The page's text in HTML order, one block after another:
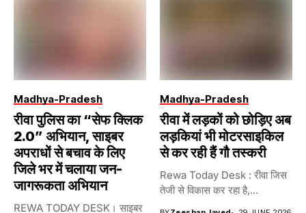
Madhya-Pradesh
रीवा पुलिस का “सेफ क्लिक
2.0” अभियान, साइबर
अपराधों से बचाव के लिए
जिले भर में चलाया जन-
जागरूकता अभियान
REWA TODAY DESK। साइबर
Madhya-Pradesh
रीवा में लड़कों को छोड़िए अब
लड़कियां भी मोटरसाइकिल
से कर रही हैं गौ तस्करी
Rewa Today Desk : रीवा जिस
तेजी से विकास कर रहा है,...